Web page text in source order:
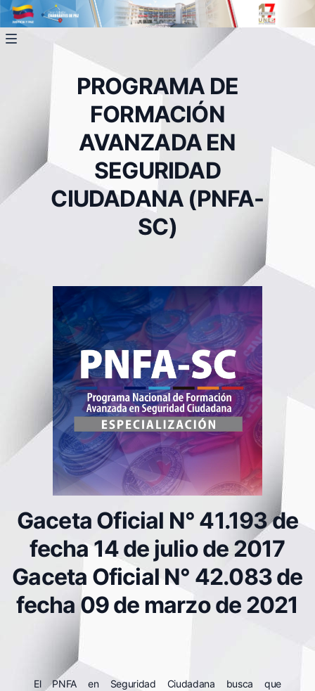
PROGRAMA DE
FORMACIÓN
AVANZADA EN
SEGURIDAD
CIUDADANA (PNFA-
SC)
Gaceta Oficial N° 41.193 de
fecha 14 de julio de 2017
Gaceta Oficial N° 42.083 de
fecha 09 de marzo de 2021
El PNFA en Seguridad Ciudadana busca que